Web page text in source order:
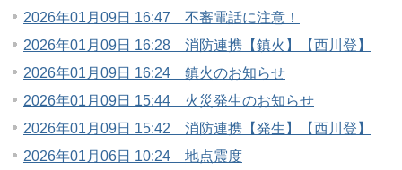
2026年01月09日 16:47 不審電話に注意！
2026年01月09日 16:28 消防連携【鎮火】【西川登】
2026年01月09日 16:24 鎮火のお知らせ
2026年01月09日 15:44 火災発生のお知らせ
2026年01月09日 15:42 消防連携【発生】【西川登】
2026年01月06日 10:24 地点震度